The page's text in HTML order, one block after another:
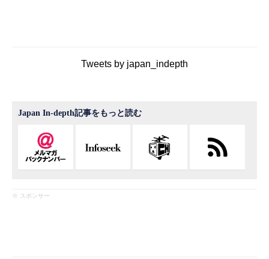
Tweets by japan_indepth
Japan In-depth記事をもっと読む
※ スポンサー